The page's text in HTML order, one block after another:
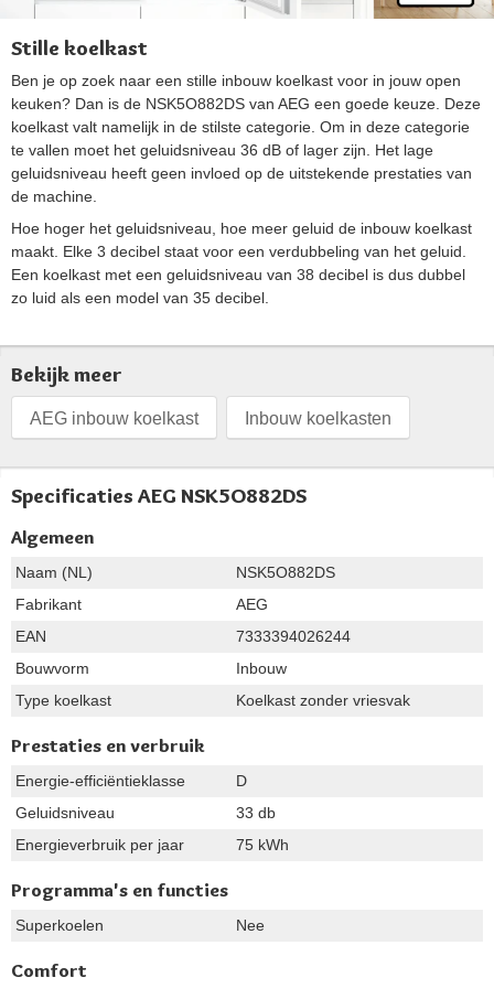
Stille koelkast
Ben je op zoek naar een stille inbouw koelkast voor in jouw open
keuken? Dan is de NSK5O882DS van AEG een goede keuze. Deze
koelkast valt namelijk in de stilste categorie. Om in deze categorie
te vallen moet het geluidsniveau 36 dB of lager zijn. Het lage
geluidsniveau heeft geen invloed op de uitstekende prestaties van
de machine.
Hoe hoger het geluidsniveau, hoe meer geluid de inbouw koelkast
maakt. Elke 3 decibel staat voor een verdubbeling van het geluid.
Een koelkast met een geluidsniveau van 38 decibel is dus dubbel
zo luid als een model van 35 decibel.
Bekijk meer
AEG inbouw koelkast Inbouw koelkasten
Specificaties AEG NSK5O882DS
Algemeen
Naam (NL)
NSK5O882DS
Fabrikant
AEG
EAN
7333394026244
Bouwvorm
Inbouw
Type koelkast
Koelkast zonder vriesvak
Prestaties en verbruik
Energie-efficiëntieklasse
D
Geluidsniveau
33 db
Energieverbruik per jaar
75 kWh
Programma's en functies
Superkoelen Nee
Comfort